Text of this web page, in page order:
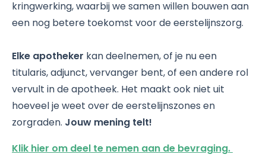
kringwerking, waarbij we samen willen bouwen aan
een nog betere toekomst voor de eerstelijnszorg.
Elke apotheker kan deelnemen, of je nu een
titularis, adjunct, vervanger bent, of een andere rol
vervult in de apotheek. Het maakt ook niet uit
hoeveel je weet over de eerstelijnszones en
zorgraden. Jouw mening telt!
Klik hier om deel te nemen aan de bevraging.